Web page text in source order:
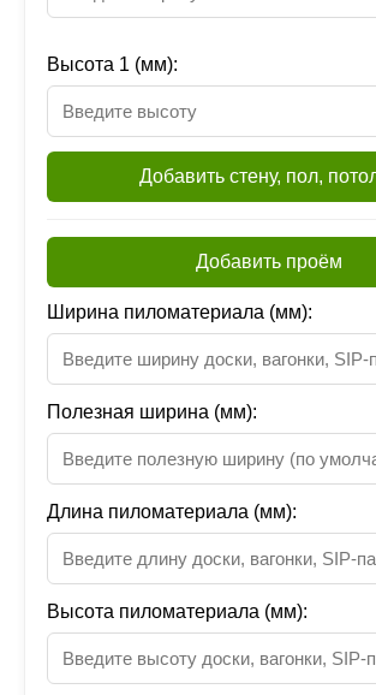
Высота 1 (мм):
Добавить стену, пол,
Добавить проём
Ширина пиломатериала (мм):
Полезная ширина (мм):
Длина пиломатериала (мм):
Высота пиломатериала (мм):